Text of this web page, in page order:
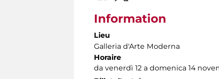
Information
Lieu
Galleria d'Arte Moderna
Horaire
da venerdì 12 a domenica 14